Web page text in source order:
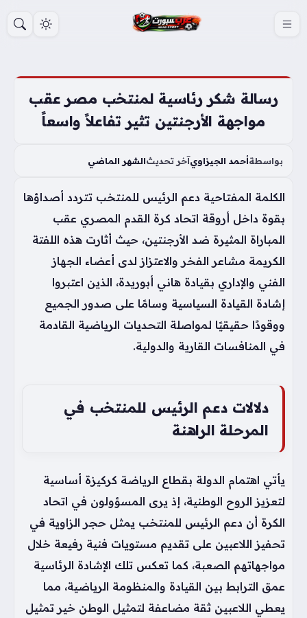
رسالة شكر رئاسية لمنتخب مصر عقب
مواجهة الأرجنتين تثير تفاعلاً واسعاً
بواسطةأحمد الجيزاويآخر تحديثالشهر الماضي
الكلمة المفتاحية دعم الرئيس للمنتخب تتردد أصداؤها
بقوة داخل أروقة اتحاد كرة القدم المصري عقب
المباراة المثيرة ضد الأرجنتين، حيث أثارت هذه اللفتة
الكريمة مشاعر الفخر والاعتزاز لدى أعضاء الجهاز
الفني والإداري بقيادة هاني أبوريدة، الذين اعتبروا
إشادة القيادة السياسية وسامًا على صدور الجميع
ووقودًا حقيقيًا لمواصلة التحديات الرياضية القادمة
في المنافسات القارية والدولية.
دلالات دعم الرئيس للمنتخب في
المرحلة الراهنة
يأتي اهتمام الدولة بقطاع الرياضة كركيزة أساسية
لتعزيز الروح الوطنية، إذ يرى المسؤولون في اتحاد
الكرة أن دعم الرئيس للمنتخب يمثل حجر الزاوية في
تحفيز اللاعبين على تقديم مستويات فنية رفيعة خلال
مواجهاتهم الصعبة، كما تعكس تلك الإشادة الرئاسية
عمق الترابط بين القيادة والمنظومة الرياضية، مما
يعطي اللاعبين ثقة مضاعفة لتمثيل الوطن خير تمثيل